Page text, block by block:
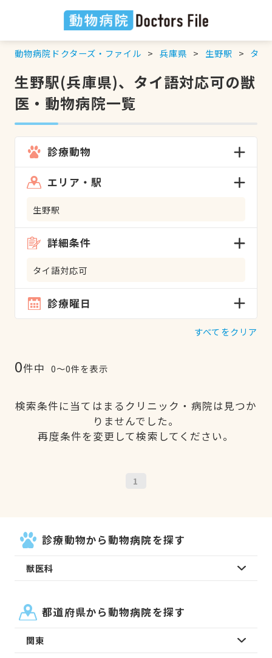
動物病院ドクターズ・ファイル 兵庫県 生野駅 タイ
生野駅(兵庫県)、タイ語対応可の獣
医・動物病院一覧
診療動物
エリア・駅
生野駅
詳細条件
タイ語対応可
診療曜日
すべてをクリア
0件中 0〜0件を表示
検索条件に当てはまるクリニック・病院は見つか
りませんでした。
再度条件を変更して検索してください。
1
診療動物から動物病院を探す
獣医科
都道府県から動物病院を探す
関東